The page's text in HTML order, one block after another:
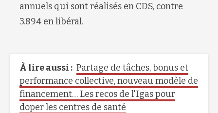
annuels qui sont réalisés en CDS, contre
3.894 en libéral.
À lire aussi : Partage de tâches, bonus et
performance collective, nouveau modèle de
financement… Les recos de l'Igas pour
doper les centres de santé